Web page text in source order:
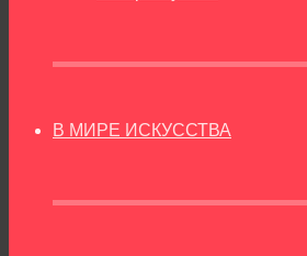
В МИРЕ ИСКУССТВА